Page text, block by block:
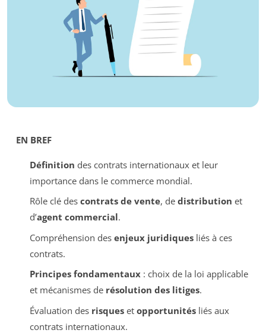
EN BREF
Définition des contrats internationaux et leur
importance dans le commerce mondial.
Rôle clé des contrats de vente, de distribution et
d’agent commercial.
Compréhension des enjeux juridiquesliés à ces
contrats.
Principes fondamentaux: choix de la loi applicable
et mécanismes de résolution des litiges.
Évaluation des risqueset opportunitésliés aux
contrats internationaux.